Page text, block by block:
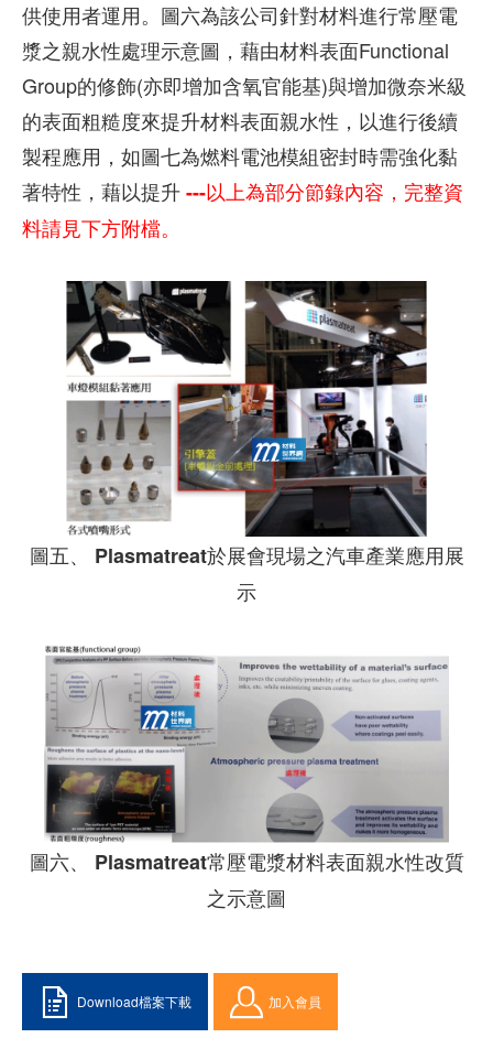
供使用者運用。圖六為該公司針對材料進行常壓電
漿之親水性處理示意圖，藉由材料表面Functional
Group的修飾(亦即增加含氧官能基)與增加微奈米級
的表面粗糙度來提升材料表面親水性，以進行後續
製程應用，如圖七為燃料電池模組密封時需強化黏
著特性，藉以提升---以上為部分節錄內容，完整資
料請見下方附檔。
圖五、 Plasmatreat於展會現場之汽車產業應用展
示
圖六、 Plasmatreat常壓電漿材料表面親水性改質
之示意圖
Download檔案下載 加入會員